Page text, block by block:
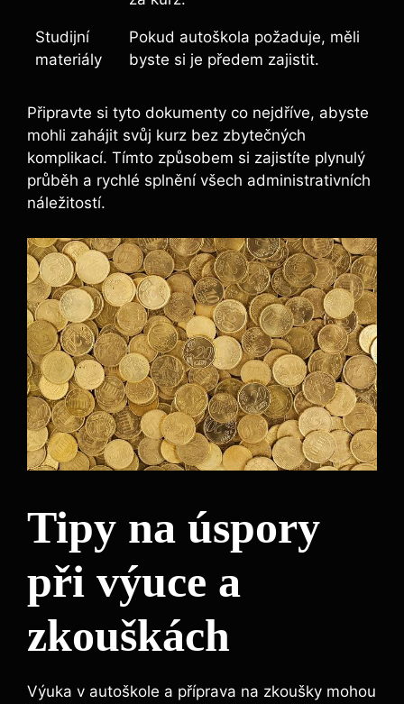
Studijní
materiály
Pokud autoškola požaduje, měli
byste si je předem zajistit.
Připravte si tyto dokumenty co nejdříve, abyste
mohli zahájit svůj kurz bez zbytečných
komplikací. Tímto způsobem si zajistíte plynulý
průběh a rychlé splnění všech administrativních
náležitostí.
Tipy na úspory
při výuce a
zkouškách
Výuka v autoškole a příprava na zkoušky mohou